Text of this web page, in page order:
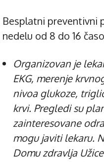
Besplatni preventivni
nedelu od 8 do 16
Organizovan je
EKG, merenje
nivoa glukoze,
krvi. Pregledi su
zainteresovane
mogu javiti lekaru.
Domu zdravlja